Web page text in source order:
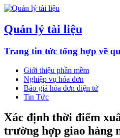
Quản lý tài liệu
Trang tin tức tổng hợp về
Giới thiệu phần mềm
Nghiệp vụ hóa đơn
Báo giá hóa đơn điện tử
Tin Tức
Xác định thời điểm
trường hợp giao hàng